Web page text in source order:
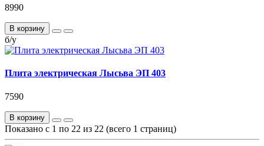
8990
В корзину
б/у
Плита электрическая Лысьва ЭП 403
7590
В корзину
Показано с 1 по 22 из 22 (всего 1 страниц)